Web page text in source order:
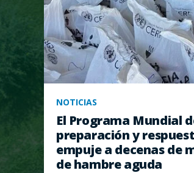
NOTICIAS
El Programa Mundial
preparación y
empuje a decenas de
de hambre aguda